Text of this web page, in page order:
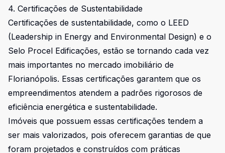
4. Certificações de Sustentabilidade
Certificações de sustentabilidade, como o LEED
(Leadership in Energy and Environmental Design) e o
Selo Procel Edificações, estão se tornando cada vez
mais importantes no mercado imobiliário de
Florianópolis. Essas certificações garantem que os
empreendimentos atendem a padrões rigorosos de
eficiência energética e sustentabilidade.
Imóveis que possuem essas certificações tendem a
ser mais valorizados, pois oferecem garantias de que
foram projetados e construídos com práticas